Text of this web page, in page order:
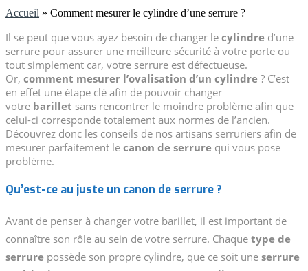
Accueil » Comment mesurer le cylindre d’une serrure ?
Il se peut que vous ayez besoin de changer le cylindre d’une
serrure pour assurer une meilleure sécurité à votre porte ou
tout simplement car, votre serrure est défectueuse.
Or, comment mesurer l’ovalisation d’un cylindre ? C’est
en effet une étape clé afin de pouvoir changer
votre barillet sans rencontrer le moindre problème afin que
celui-ci corresponde totalement aux normes de l’ancien.
Découvrez donc les conseils de nos artisans serruriers afin de
mesurer parfaitement le canon de serrure qui vous pose
problème.
Qu’est-ce au juste un canon de serrure ?
Avant de penser à changer votre barillet, il est important de
connaître son rôle au sein de votre serrure. Chaque type de
serrure possède son propre cylindre, que ce soit une serrure